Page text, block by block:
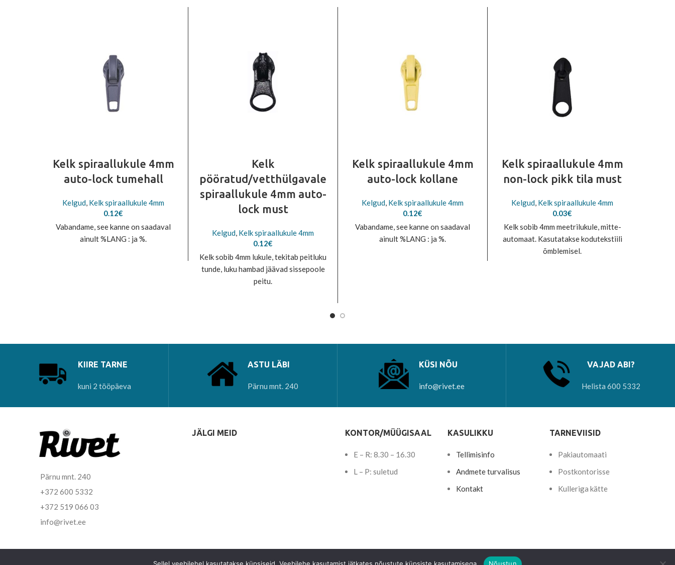
Kelk spiraallukule 4mm
auto-lock tumehall
Kelgud, Kelk spiraallukule 4mm
0.12€
Vabandame, see kanne on saadaval
ainult %LANG : ja %.
Kelk
pööratud/vetthülgavale
spiraallukule 4mm auto-
lock must
Kelgud, Kelk spiraallukule 4mm
0.12€
Kelk sobib 4mm lukule, tekitab peitluku
tunde, luku hambad jäävad sissepoole
peitu.
Kelk spiraallukule 4mm
auto-lock kollane
Kelgud, Kelk spiraallukule 4mm
0.12€
Vabandame, see kanne on saadaval
ainult %LANG : ja %.
Kelk spiraallukule 4mm
non-lock pikk tila must
Kelgud, Kelk spiraallukule 4mm
0.03€
Kelk sobib 4mm meetrilukule, mitte-
automaat. Kasutatakse kodutekstiili
õmblemisel.
KIIRE TARNE
kuni 2 tööpäeva
ASTU LÄBI
Pärnu mnt. 240
KÜSI NÕU
info@rivet.ee
VAJAD ABI?
Helista 600 5332
Pärnu mnt. 240
+372 600 5332
+372 519 066 03
info@rivet.ee
JÄLGI MEID KONTOR/MÜÜGISAAL
E – R: 8.30 – 16.30
L – P: suletud
KASULIKKU
Tellimisinfo
Andmete turvalisus
Kontakt
TARNEVIISID
Pakiautomaati
Postkontorisse
Kulleriga kätte